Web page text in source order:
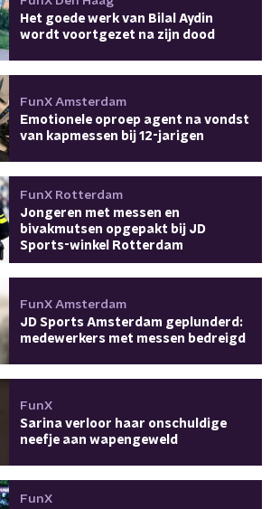
Het goede werk van Bilal Aydin
wordt voortgezet na zijn dood
FunX Amsterdam
Emotionele oproep agent na vondst
van kapmessen bij 12-jarigen
FunX Rotterdam
Jongeren met messen en
bivakmutsen opgepakt bij JD
Sports-winkel Rotterdam
FunX Amsterdam
JD Sports Amsterdam geplunderd:
medewerkers met messen bedreigd
FunX
Sarina verloor haar onschuldige
neefje aan wapengeweld
FunX